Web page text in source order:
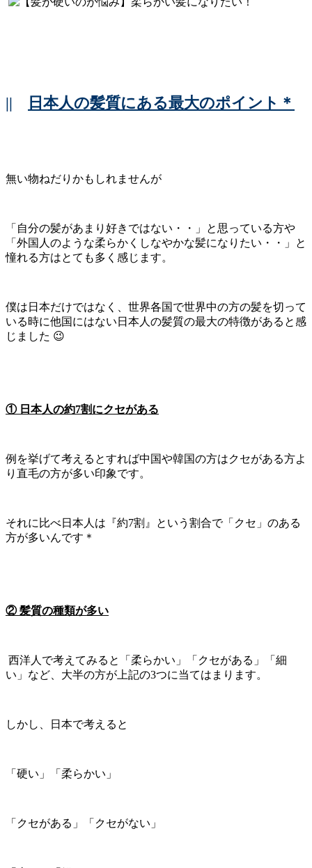
|| 日本人の髪質にある最大のポイント＊
無い物ねだりかもしれませんが
「自分の髪があまり好きではない・・」と思っている方や
「外国人のような柔らかくしなやかな髪になりたい・・」と
憧れる方はとても多く感じます。
僕は日本だけではなく、世界各国で世界中の方の髪を切って
いる時に他国にはない日本人の髪質の最大の特徴があると感
じました 😉
① 日本人の約7割にクセがある
例を挙げて考えるとすれば中国や韓国の方はクセがある方よ
り直毛の方が多い印象です。
それに比べ日本人は『約7割』という割合で「クセ」のある
方が多いんです＊
② 髪質の種類が多い
西洋人で考えてみると「柔らかい」「クセがある」「細
い」など、大半の方が上記の3つに当てはまります。
しかし、日本で考えると
「硬い」「柔らかい」
「クセがある」「クセがない」